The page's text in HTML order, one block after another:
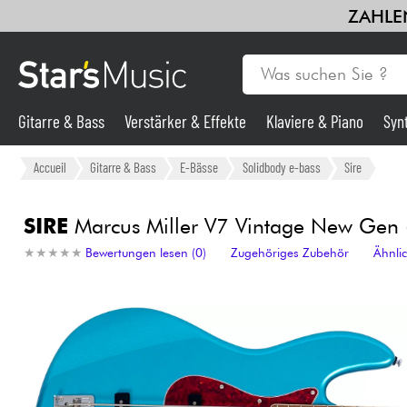
Gitarre & Bass
Synths & samplers
Licht
Gitarre & Bass Verstärker & Effekte Klaviere & Piano
Accueil Gitarre & Bass E-Bässe Solidbody e-bass Sire
SIRE Marcus Miller V7 Vintage New
★ ★ ★ ★ ★
★ ★ ★ ★ ★ Bewertungen lesen (0) Zugehöriges Zubehör